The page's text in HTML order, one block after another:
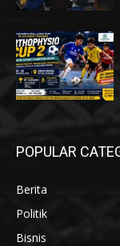
POPULAR
Berita
Politik
Bisnis